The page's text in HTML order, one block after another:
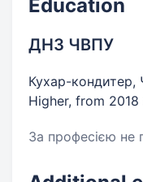
Education
ДНЗ ЧВПУ
Кухар-кондитер,
Higher, from
За професією не